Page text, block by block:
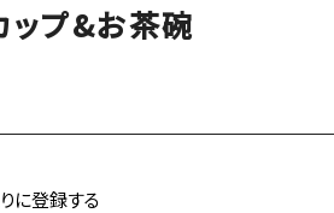
ップ&お茶碗
に登録する